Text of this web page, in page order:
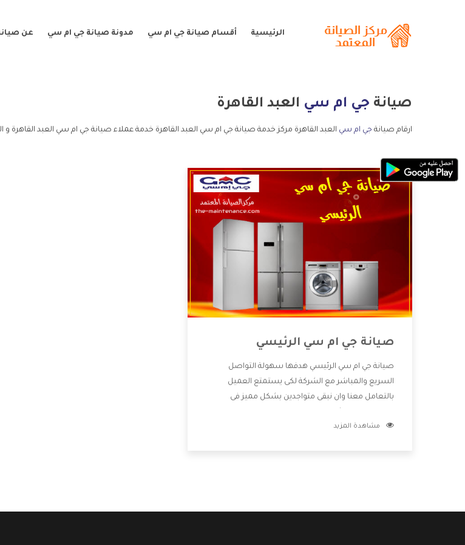
الرئيسية أقسام صيانة جي ام سي مدونة صيانة جي ام سي عن
صيانة جي ام سي العبد القاهرة
ارقام صيانة جي ام سي العبد القاهرة مركز خدمة صيانة جي ام سي العبد القاهرة خدمة عملاء صيانة جي ام سي العبد القاهرة
صيانة جي ام سي الرئيسي
صيانة جي ام سي الرئيسي هدفها سهولة التواصل
السريع والمباشر مع الشركة لكى يستمتع العميل
بالتعامل معنا وان نبقى متواجدين بشكل مميز فى
للعميل وان يستمتع بالخدمات التى تنفرد الشركة بها
مشاهدة المزيد